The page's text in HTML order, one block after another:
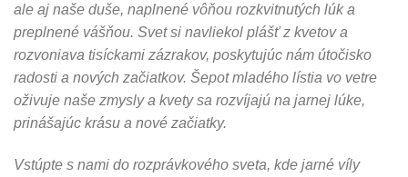
ale aj naše duše, naplnené vôňou rozkvitnutých lúk a
preplnené vášňou. Svet si navliekol plášť z kvetov a
rozvoniava tisíckami zázrakov, poskytujúc nám útočisko
radosti a nových začiatkov. Šepot mladého lístia vo vetre
oživuje naše zmysly a kvety sa rozvíjajú na jarnej lúke,
prinášajúc krásu a nové začiatky.
Vstúpte s nami do rozprávkového sveta, kde jarné víly